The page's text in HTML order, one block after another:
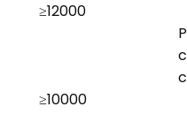
≥12000
≥10000